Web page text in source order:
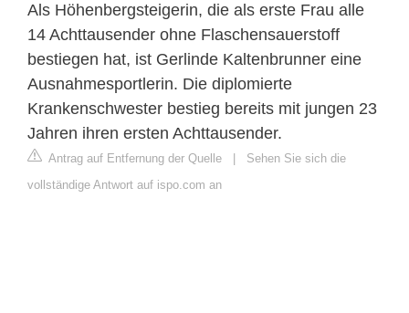
Als Höhenbergsteigerin, die als erste Frau alle
14 Achttausender ohne Flaschensauerstoff
bestiegen hat, ist Gerlinde Kaltenbrunner eine
Ausnahmesportlerin. Die diplomierte
Krankenschwester bestieg bereits mit jungen 23
Jahren ihren ersten Achttausender.
Antrag auf Entfernung der Quelle
Sehen Sie sich die
vollständige Antwort auf ispo.com an